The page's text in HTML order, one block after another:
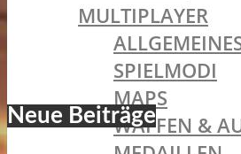
MULTIPLAYER
SPIELMODI
MAPS
WAFFEN &
Neue Beiträge